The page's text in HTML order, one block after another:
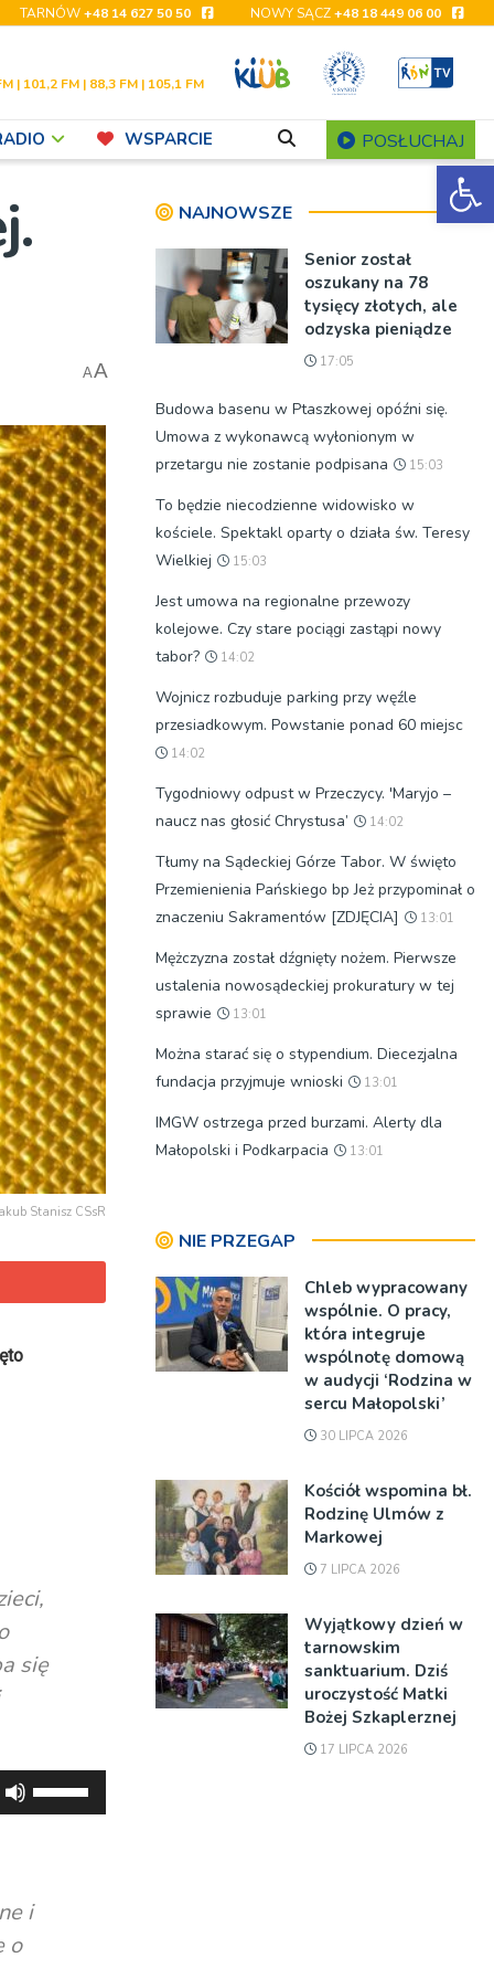
TARNÓW+48 14 627 50 50 NOWY SĄCZ+48 18 449 06 00
| 101,2 FM | 88,3 FM | 105,1 FM
WSPARCIE POSŁUCHAJ
AA
Stanisz CSsR
się
strzałek
i
o
NAJNOWSZE
Senior został
oszukany na 78
tysięcy złotych, ale
odzyska pieniądze
17:05
Budowa basenu w Ptaszkowej opóźni się.
Umowa z wykonawcą wyłonionym w
przetargu nie zostanie podpisana
15:03
To będzie niecodzienne widowisko w
kościele. Spektakl oparty o działa św. Teresy
Wielkiej
15:03
Jest umowa na regionalne przewozy
kolejowe. Czy stare pociągi zastąpi nowy
tabor?
14:02
Wojnicz rozbuduje parking przy węźle
przesiadkowym. Powstanie ponad 60 miejsc
14:02
Tygodniowy odpust w Przeczycy. 'Maryjo –
naucz nas głosić Chrystusa’
14:02
Tłumy na Sądeckiej Górze Tabor. W święto
Przemienienia Pańskiego bp Jeż przypominał o
znaczeniu Sakramentów [ZDJĘCIA]
13:01
Mężczyzna został dźgnięty nożem. Pierwsze
ustalenia nowosądeckiej prokuratury w tej
sprawie
13:01
Można starać się o stypendium. Diecezjalna
fundacja przyjmuje wnioski
13:01
IMGW ostrzega przed burzami. Alerty dla
Małopolski i Podkarpacia
13:01
NIE PRZEGAP
Chleb wypracowany
wspólnie. O pracy,
która integruje
wspólnotę domową
w audycji ‘Rodzina w
sercu Małopolski’
30 LIPCA 2026
Kościół wspomina bł.
Rodzinę Ulmów z
Markowej
7 LIPCA 2026
Wyjątkowy dzień w
tarnowskim
sanktuarium. Dziś
uroczystość Matki
Bożej Szkaplerznej
17 LIPCA 2026